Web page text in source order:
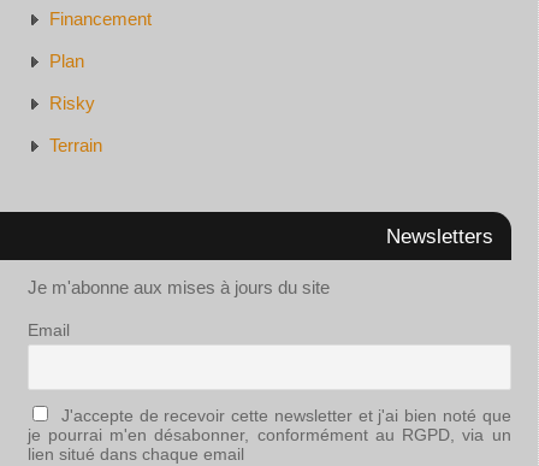
Financement
Plan
Risky
Terrain
Newsletters
Je m'abonne aux mises à jours du site
Email
J'accepte de recevoir cette newsletter et j'ai bien noté que
je pourrai m'en désabonner, conformément au RGPD, via un
lien situé dans chaque email